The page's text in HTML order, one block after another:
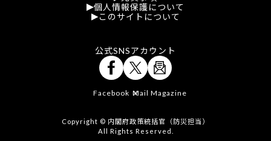
個人情報保護について
このサイトについて
公式SNSアカウント
Facebook X
Mail Magazine
Copyright © 内閣府政策統括官（防災担当）
All Rights Reserved.